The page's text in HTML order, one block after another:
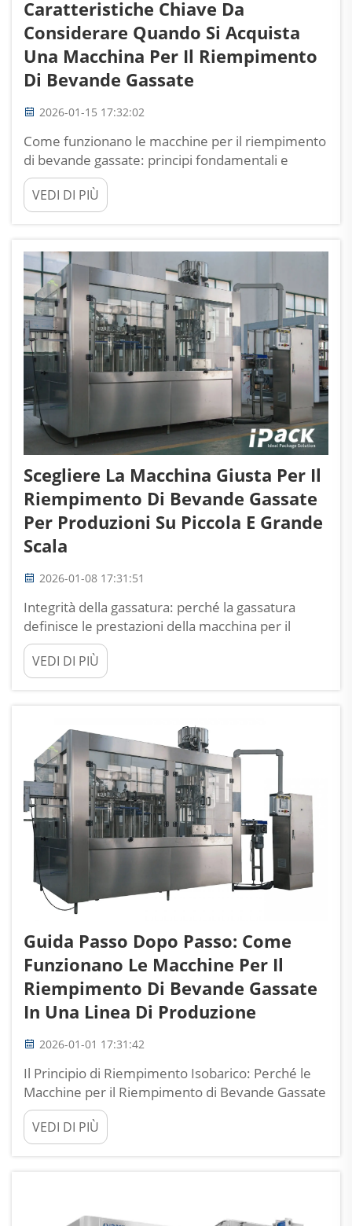
Caratteristiche Chiave Da
Considerare Quando Si Acquista
Una Macchina Per Il Riempimento
Di Bevande Gassate
2026-01-15 17:32:02
Come funzionano le macchine per il riempimento
di bevande gassate: principi fondamentali e
tecnologia Meccanismo di riempimento isobarico
(a pressione) spiegato Le bevande gassate
vengono riempite utilizzando il cosiddetto
la stessa pressione durante tutto il processo...
VEDI DI PIÙ
Scegliere La Macchina Giusta Per Il
Riempimento Di Bevande Gassate
Per Produzioni Su Piccola E Grande
Scala
2026-01-08 17:31:51
Integrità della gassatura: perché la gassatura
definisce le prestazioni della macchina per il
riempimento Il ruolo imprescindibile della
prevenzione della perdita di CO₂ sulla qualità del
prodotto e sulla durata commerciale Mantenere
gassate...
VEDI DI PIÙ
Guida Passo Dopo Passo: Come
Funzionano Le Macchine Per Il
Riempimento Di Bevande Gassate
In Una Linea Di Produzione
2026-01-01 17:31:42
Il Principio di Riempimento Isobarico: Perché le
Macchine per il Riempimento di Bevande Gassate
Utilizzano la Contropressione. Perché il
Bilanciamento della Pressione di CO₂ è
Fondamentale per Evitare la Formazione di
VEDI DI PIÙ